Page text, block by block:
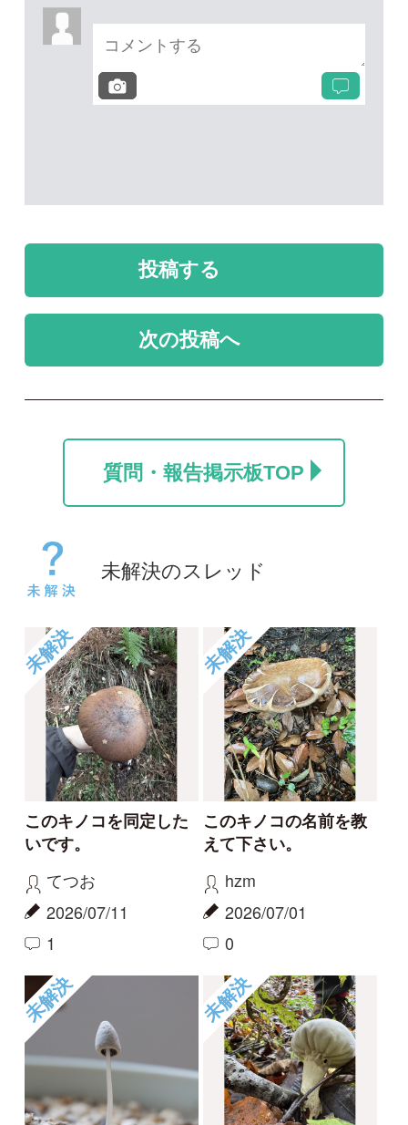
いです。
2026/07/11
えて下さい。
hzm
2026/07/01
未解決
caesaru
2026/04/05
未解決
2025/11/03
未解決
枯れ木に生えたキノコ
です。同定をお願いし
ます。
mitsuru.w
2025/10/26
未解決
菌類でしょうか？
poco
未解決
名前教えて
未解決
キノコの名前を教えて